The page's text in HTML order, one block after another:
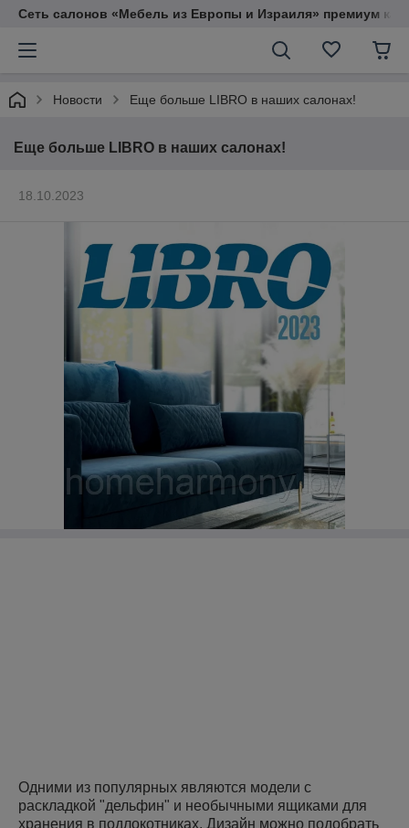
Сеть салонов «Мебель из Европы и Израиля» премиум
Новости Еще больше LIBRO в наших салонах!
Еще больше LIBRO в наших салонах!
18.10.2023
Одними из популярных являются модели с
раскладкой "дельфин" и необычными ящиками для
хранения в подлокотниках. Дизайн можно подобрать